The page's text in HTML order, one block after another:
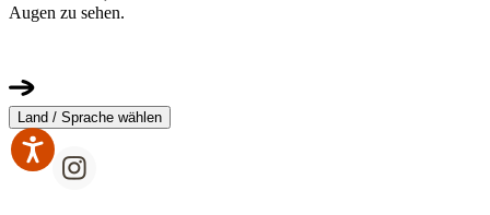
Augen zu sehen.
Land / Sprache wählen